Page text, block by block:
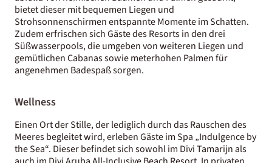
bietet dieser mit bequemen Liegen und
Strohsonnenschirmen entspannte Momente im Schatten.
Zudem erfrischen sich Gäste des Resorts in den drei
Süßwasserpools, die umgeben von weiteren Liegen und
gemütlichen Cabanas sowie meterhohen Palmen für
angenehmen Badespaß sorgen.
Wellness
Einen Ort der Stille, der lediglich durch das Rauschen des
Meeres begleitet wird, erleben Gäste im Spa „Indulgence by
the Sea“. Dieser befindet sich sowohl im Divi Tamarijn als